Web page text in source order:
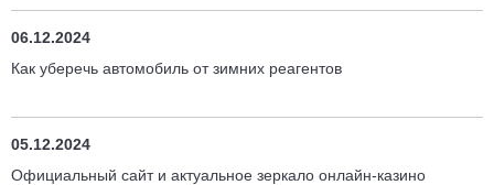
06.12.2024
Как уберечь автомобиль от зимних реагентов
05.12.2024
Официальный сайт и актуальное зеркало онлайн-казино